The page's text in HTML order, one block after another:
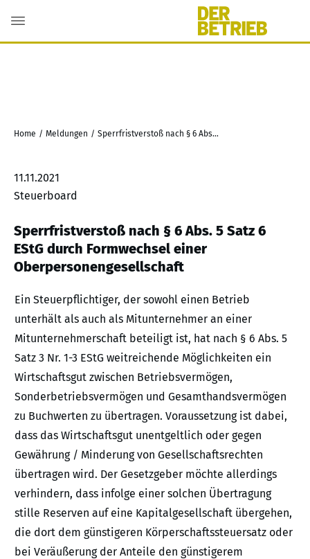
Home / Meldungen / Sperrfristverstoß nach § 6 Abs. 5 Satz 6 EStG durch Formwechsel einer Oberpersonengesellschaft
11.11.2021
Steuerboard
Sperrfristverstoß nach § 6 Abs. 5 Satz 6
EStG durch Formwechsel einer
Oberpersonengesellschaft
Ein Steuerpflichtiger, der sowohl einen Betrieb
unterhält als auch als Mitunternehmer an einer
Mitunternehmerschaft beteiligt ist, hat nach § 6 Abs. 5
Satz 3 Nr. 1-3 EStG weitreichende Möglichkeiten ein
Wirtschaftsgut zwischen Betriebsvermögen,
Sonderbetriebsvermögen und Gesamthandsvermögen
zu Buchwerten zu übertragen. Voraussetzung ist dabei,
dass das Wirtschaftsgut unentgeltlich oder gegen
Gewährung / Minderung von Gesellschaftsrechten
übertragen wird. Der Gesetzgeber möchte allerdings
verhindern, dass infolge einer solchen Übertragung
stille Reserven auf eine Kapitalgesellschaft übergehen,
die dort dem günstigeren Körperschaftssteuersatz oder
bei Veräußerung der Anteile den günstigerem